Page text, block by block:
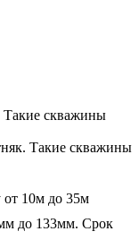
Такие скважины
Такие скважины
от 10м до 35м
до 133мм. Срок